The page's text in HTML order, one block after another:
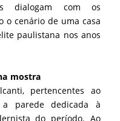
dialogam com os
o cenário de uma casa
paulistana nos anos
mostra
pertencentes ao
parede dedicada à
do período. Ao